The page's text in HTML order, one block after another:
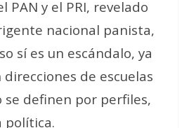
PAN y el PRI, revelado
nacional panista,
sí es un escándalo, ya
de escuelas
se definen por perfiles,
política.